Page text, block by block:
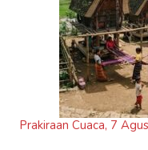
Prakiraan Cuaca, 7